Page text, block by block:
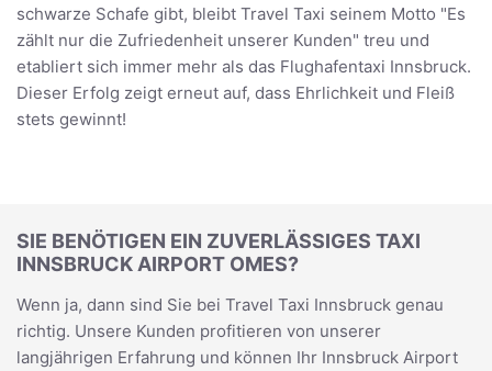
schwarze Schafe gibt, bleibt Travel Taxi seinem Motto "Es
zählt nur die Zufriedenheit unserer Kunden" treu und
etabliert sich immer mehr als das Flughafentaxi Innsbruck.
Dieser Erfolg zeigt erneut auf, dass Ehrlichkeit und Fleiß
stets gewinnt!
SIE BENÖTIGEN EIN ZUVERLÄSSIGES TAXI
INNSBRUCK AIRPORT OMES?
Wenn ja, dann sind Sie bei Travel Taxi Innsbruck genau
richtig. Unsere Kunden profitieren von unserer
langjährigen Erfahrung und können Ihr Innsbruck Airport